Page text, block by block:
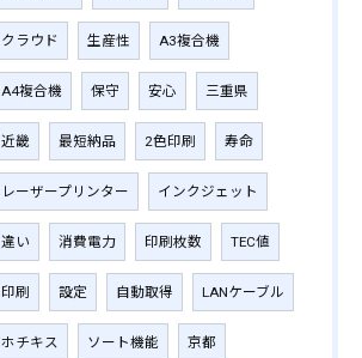
クラウド 生産性 A3複合機
A4複合機 保守 安心 三重県
近畿 最短納品 2色印刷 寿命
レーザープリンター インクジェット
違い 消費電力 印刷枚数 TEC値
印刷 設定 自動取得 LANケーブル
ホチキス ソート機能 京都